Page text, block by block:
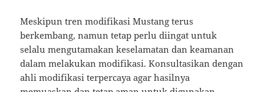
Meskipun tren modifikasi Mustang terus
berkembang, namun tetap perlu diingat untuk
selalu mengutamakan keselamatan dan keamanan
dalam melakukan modifikasi. Konsultasikan dengan
ahli modifikasi terpercaya agar hasilnya